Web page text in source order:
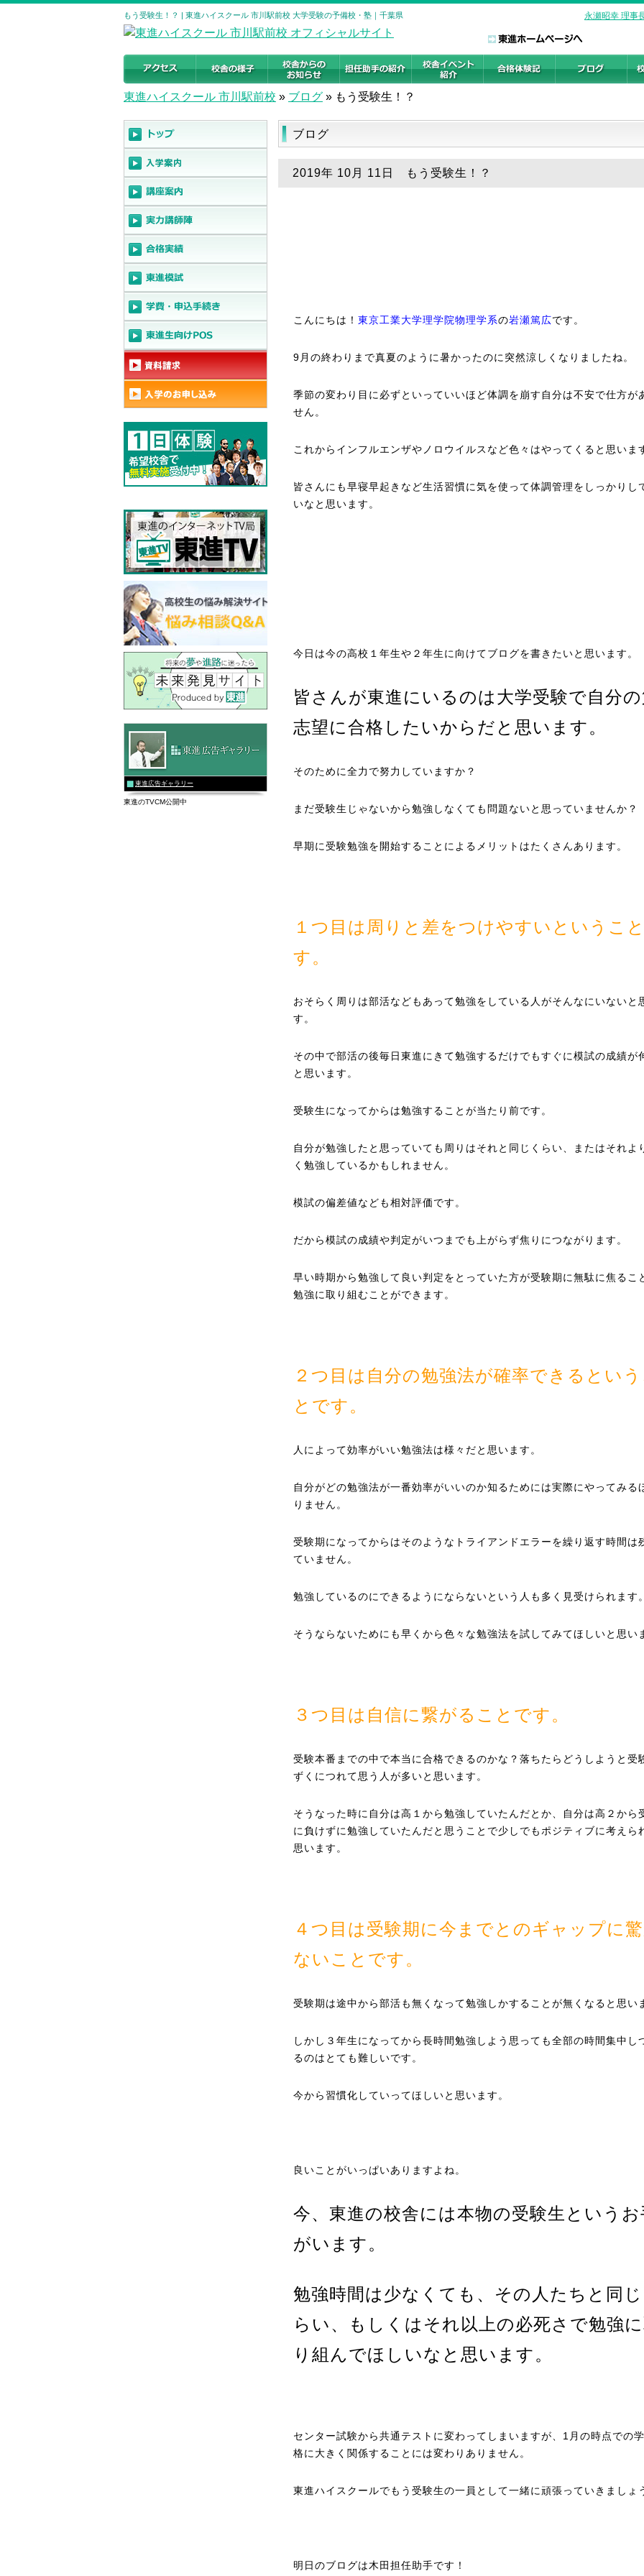
もう受験生！？ | 東進ハイスクール 市川駅前校 大学受験の予備校・塾｜千葉県 永瀬昭幸 理事
東進ハイスクール 市川駅前校 » ブログ » もう受験生！？
ブログ
2019年 10月 11日 もう受験生！？
こんにちは！ 東京工業大学理学院物理学系の岩瀬篤広です。
9月の終わりまで真夏のように暑かったのに突然涼しくなりましたね。
季節の変わり目に必ずといっていいほど体調を崩す自分は不安で仕方が
せん。
これからインフルエンザやノロウイルスなど色々はやってくると思いま
皆さんにも早寝早起きなど生活習慣に気を使って体調管理をしっかりし
いなと思います。
今日は今の高校１年生や２年生に向けてブログを書きたいと思います。
皆さんが東進にいるのは大学受験で自分
志望に合格したいからだと思います。
そのために全力で努力していますか？
まだ受験生じゃないから勉強しなくても問題ないと思っていませんか？
早期に受験勉強を開始することによるメリットはたくさんあります。
１つ目は周りと差をつけやすいというこ
す。
おそらく周りは部活などもあって勉強をしている人がそんなにいないと
す。
その中で部活の後毎日東進にきて勉強するだけでもすぐに模試の成績が
と思います。
受験生になってからは勉強することが当たり前です。
自分が勉強したと思っていても周りはそれと同じくらい、またはそれよ
く勉強しているかもしれません。
模試の偏差値なども相対評価です。
だから模試の成績や判定がいつまでも上がらず焦りにつながります。
早い時期から勉強して良い判定をとっていた方が受験期に無駄に焦るこ
勉強に取り組むことができます。
２つ目は自分の勉強法が確率できるという
とです。
人によって効率がいい勉強法は様々だと思います。
自分がどの勉強法が一番効率がいいのか知るためには実際にやってみる
りません。
受験期になってからはそのようなトライアンドエラーを繰り返す時間は
ていません。
勉強しているのにできるようにならないという人も多く見受けられます。
そうならないためにも早くから色々な勉強法を試してみてほしいと思い
３つ目は自信に繋がることです。
受験本番までの中で本当に合格できるのかな？落ちたらどうしようと受
ずくにつれて思う人が多いと思います。
そうなった時に自分は高１から勉強していたんだとか、自分は高２から
に負けずに勉強していたんだと思うことで少しでもポジティブに考えら
思います。
４つ目は受験期に今までとのギャップに
ないことです。
受験期は途中から部活も無くなって勉強しかすることが無くなると思い
しかし３年生になってから長時間勉強しよう思っても全部の時間集中し
るのはとても難しいです。
今から習慣化していってほしいと思います。
良いことがいっぱいありますよね。
今、東進の校舎には本物の受験生というお
がいます。
勉強時間は少なくても、その人たちと同じ
らい、もしくはそれ以上の必死さで勉強に
り組んでほしいなと思います。
センター試験から共通テストに変わってしまいますが、1月の時点での
格に大きく関係することには変わりありません。
東進ハイスクールでもう受験生の一員として一緒に頑張っていきましょ
明日のブログは木田担任助手です！
東進広告ギャラリー
東進のTVCM公開中